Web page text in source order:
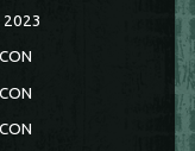
2023